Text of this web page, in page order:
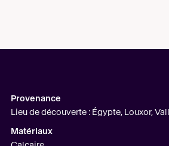
Provenance
Lieu de découverte : Égypte, Louxor,
Matériaux